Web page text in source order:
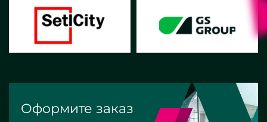
Оформите заказ